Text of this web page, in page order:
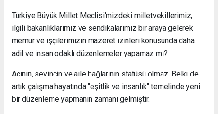
Türkiye Büyük Millet Meclisi'mizdeki milletvekillerimiz,
ilgili bakanlıklarımız ve sendikalarımız bir araya gelerek
memur ve işçilerimizin mazeret izinleri konusunda daha
adil ve insan odaklı düzenlemeler yapamaz mı?
Acının, sevincin ve aile bağlarının statüsü olmaz. Belki de
artık çalışma hayatında "eşitlik ve insanlık" temelinde yeni
bir düzenleme yapmanın zamanı gelmiştir.